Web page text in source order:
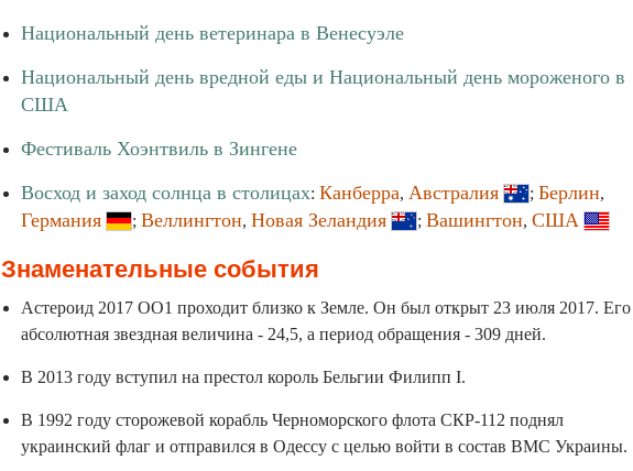
Национальный день ветеринара в Венесуэле
Национальный день вредной еды и Национальный день мороженого в
США
Фестиваль Хоэнтвиль в Зингене
Восход и заход солнца в столицах: Канберра, Австралия ; Берлин,
Германия ; Веллингтон, Новая Зеландия ; Вашингтон, США
Знаменательные события
Астероид 2017 OO1 проходит близко к Земле. Он был открыт 23 июля 2017. Его
абсолютная звездная величина - 24,5, а период обращения - 309 дней.
В 2013 году вступил на престол король Бельгии Филипп I.
В 1992 году сторожевой корабль Черноморского флота СКР-112 поднял
украинский флаг и отправился в Одессу с целью войти в состав ВМС Украины.